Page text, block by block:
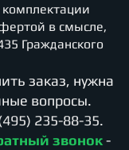
в смысле,
Гражданского
заказ, нужна
вопросы.
235-88-35.
звонок -